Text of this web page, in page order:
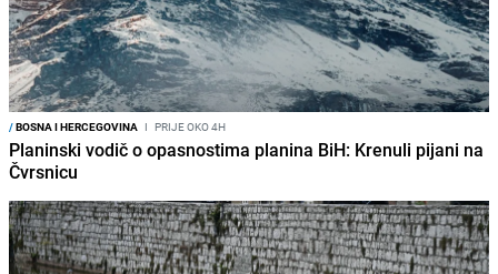
/BOSNA I HERCEGOVINA I PRIJE OKO 4H
Planinski vodič o opasnostima planina BiH: Krenuli pijani na
Čvrsnicu